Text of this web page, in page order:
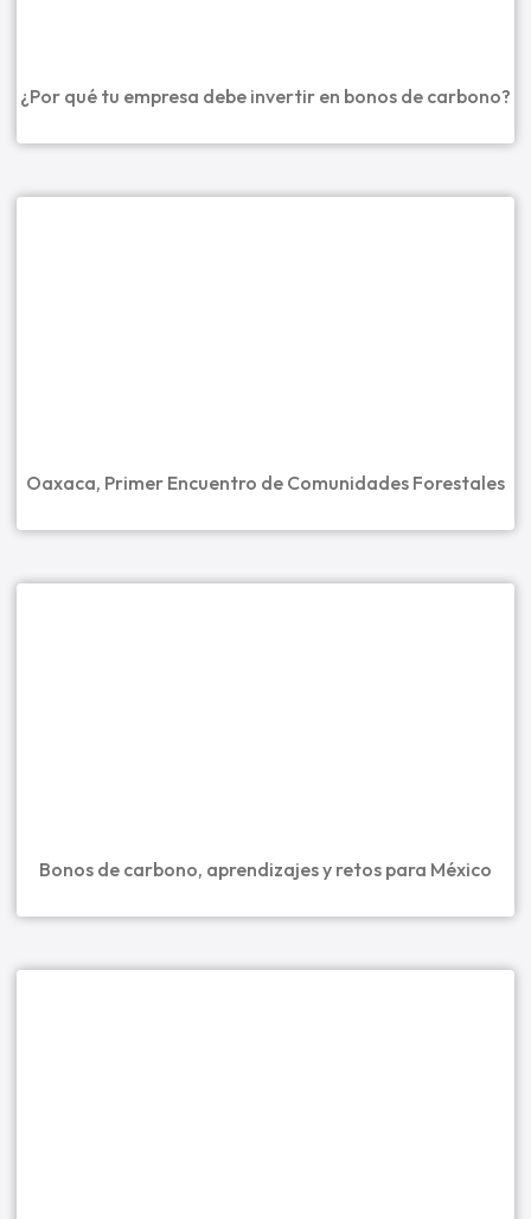
¿Por qué tu empresa debe invertir en bonos de carbono?
Oaxaca, Primer Encuentro de Comunidades Forestales
Bonos de carbono, aprendizajes y retos para México